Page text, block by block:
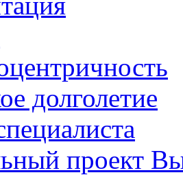
долголетие
проект